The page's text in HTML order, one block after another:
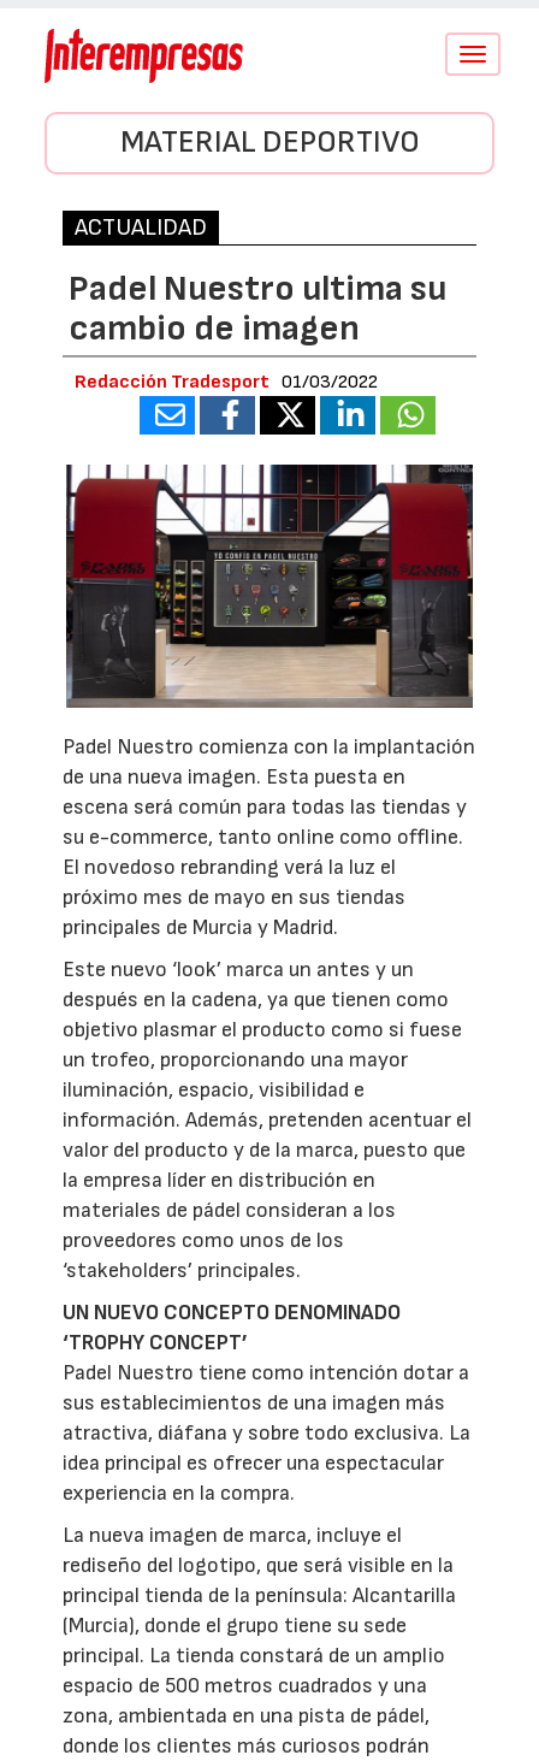
Conmutar
MATERIAL DEPORTIVO
ACTUALIDAD
Padel Nuestro ultima su
cambio de imagen
Redacción Tradesport 01/03/2022
Padel Nuestro comienza con la implantación
de una nueva imagen. Esta puesta en
escena será común para todas las tiendas y
su e-commerce, tanto online como offline.
El novedoso rebranding verá la luz el
próximo mes de mayo en sus tiendas
principales de Murcia y Madrid.
Este nuevo ‘look’ marca un antes y un
después en la cadena, ya que tienen como
objetivo plasmar el producto como si fuese
un trofeo, proporcionando una mayor
iluminación, espacio, visibilidad e
información. Además, pretenden acentuar el
valor del producto y de la marca, puesto que
la empresa líder en distribución en
materiales de pádel consideran a los
proveedores como unos de los
‘stakeholders’ principales.
UN NUEVO CONCEPTO DENOMINADO
‘TROPHY CONCEPT’
Padel Nuestro tiene como intención dotar a
sus establecimientos de una imagen más
atractiva, diáfana y sobre todo exclusiva. La
idea principal es ofrecer una espectacular
experiencia en la compra.
La nueva imagen de marca, incluye el
rediseño del logotipo, que será visible en la
principal tienda de la península: Alcantarilla
(Murcia), donde el grupo tiene su sede
principal. La tienda constará de un amplio
espacio de 500 metros cuadrados y una
zona, ambientada en una pista de pádel,
donde los clientes más curiosos podrán